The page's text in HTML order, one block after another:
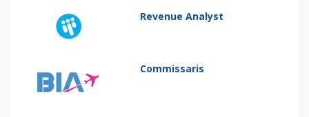
Revenue Analyst
Commissaris